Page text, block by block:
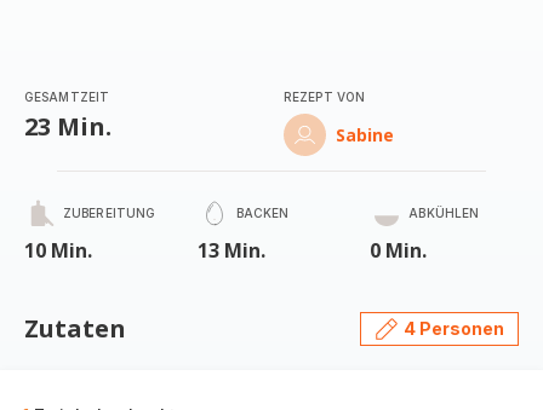
GESAMTZEIT
23 Min.
REZEPT VON
Sabine
ZUBEREITUNG
10 Min.
BACKEN
13 Min.
ABKÜHLEN
0 Min.
Zutaten 4 Personen